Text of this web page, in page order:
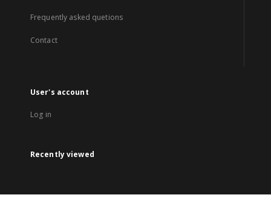
Frequently asked quetions
Contact
User's account
Log in
Recently viewed